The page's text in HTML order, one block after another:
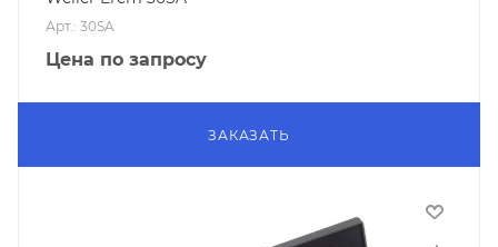
Арт.: 30SA
Цена по запросу
ЗАКАЗАТЬ